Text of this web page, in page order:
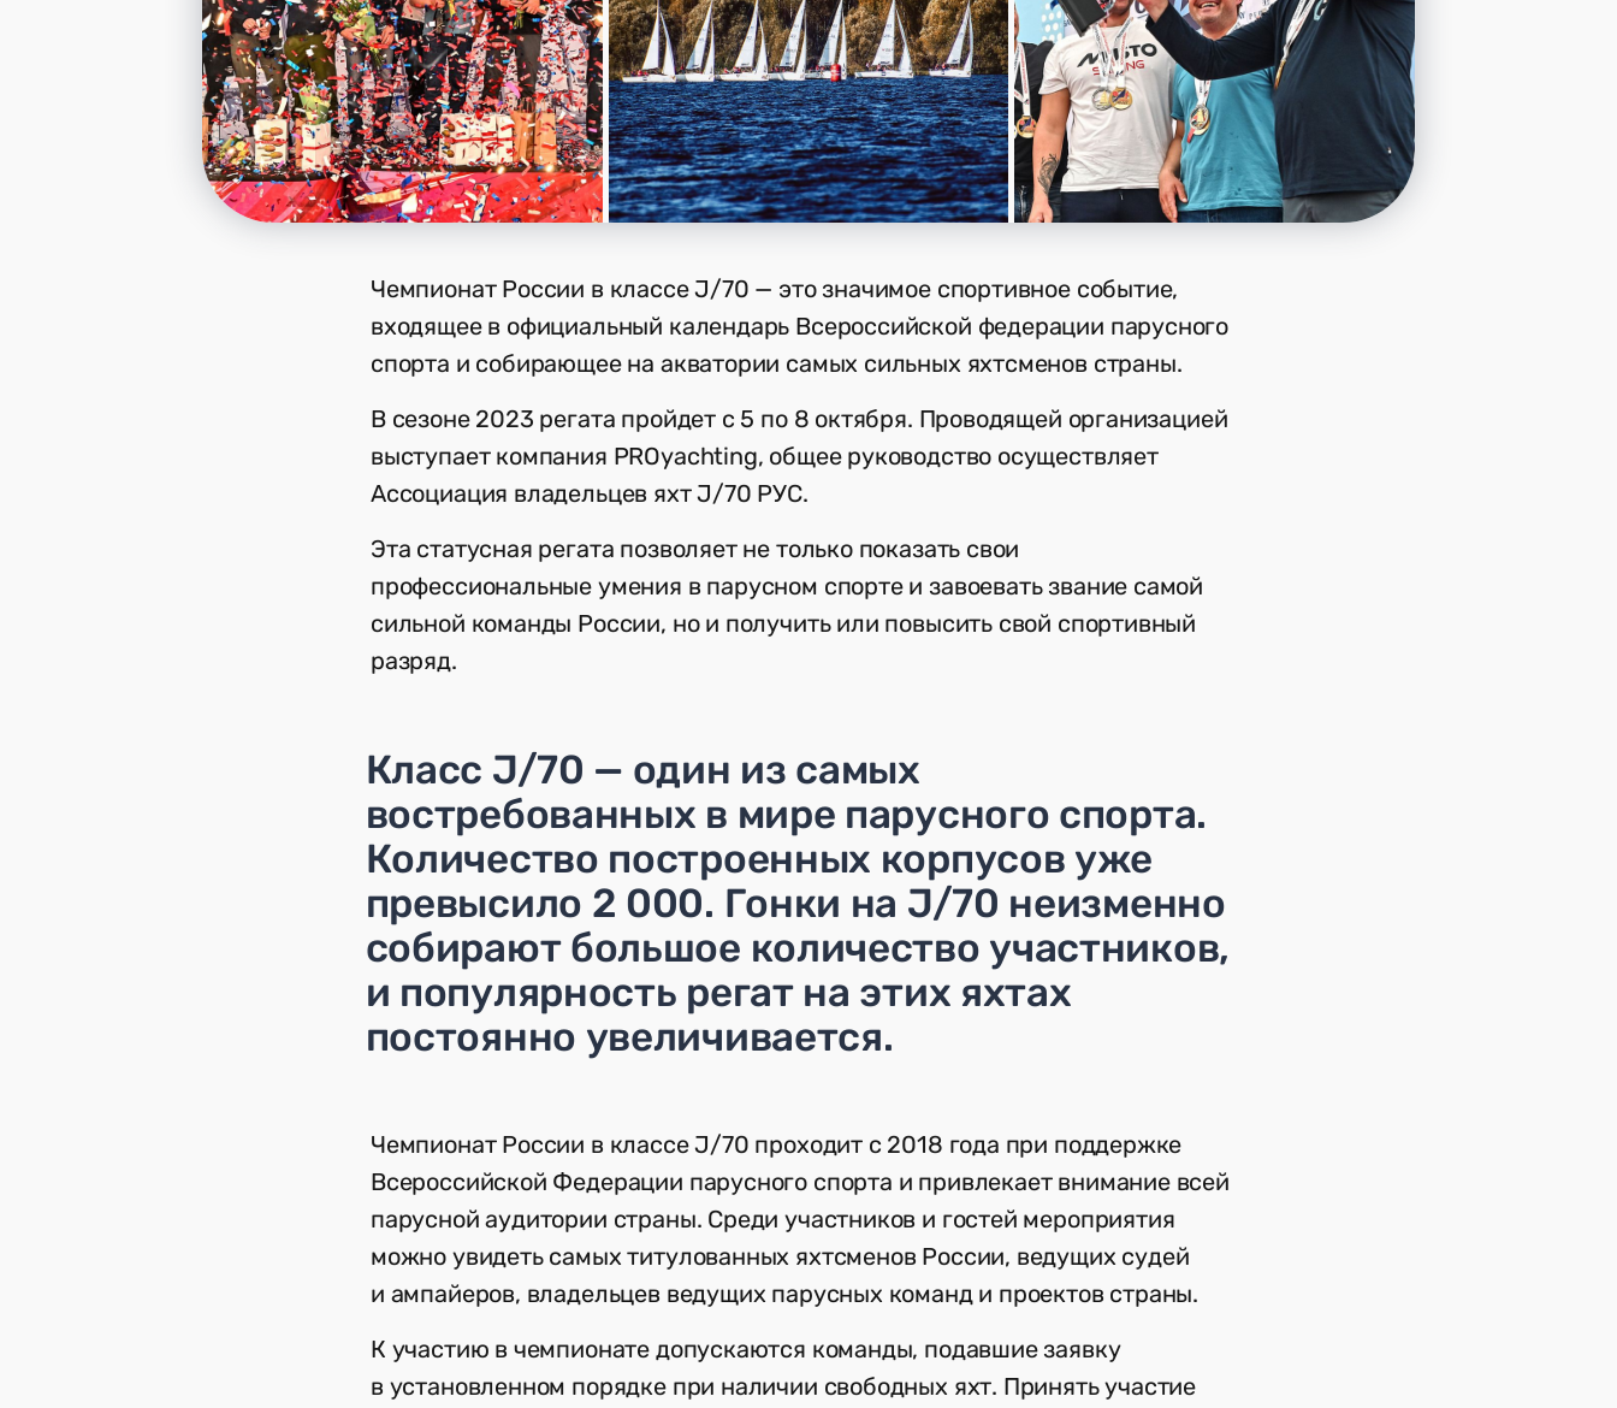
Чемпионат России в классе J/70 — это значимое спортивное событие,
входящее в официальный календарь Всероссийской федерации парусного
спорта и собирающее на акватории самых сильных яхтсменов страны.
В сезоне 2023 регата пройдет с 5 по 8 октября. Проводящей организацией
выступает компания PROyachting, общее руководство осуществляет
Ассоциация владельцев яхт J/70 РУС.
Эта статусная регата позволяет не только показать свои
профессиональные умения в парусном спорте и завоевать звание самой
сильной команды России, но и получить или повысить свой спортивный
разряд.
Класс J/70 — один из самых
востребованных в мире парусного спорта.
Количество построенных корпусов уже
превысило 2 000. Гонки на J/70 неизменно
собирают большое количество участников,
и популярность регат на этих яхтах
постоянно увеличивается.
Чемпионат России в классе J/70 проходит с 2018 года при поддержке
Всероссийской Федерации парусного спорта и привлекает внимание всей
парусной аудитории страны. Среди участников и гостей мероприятия
можно увидеть самых титулованных яхтсменов России, ведущих судей
и ампайеров, владельцев ведущих парусных команд и проектов страны.
К участию в чемпионате допускаются команды, подавшие заявку
в установленном порядке при наличии свободных яхт. Принять участие